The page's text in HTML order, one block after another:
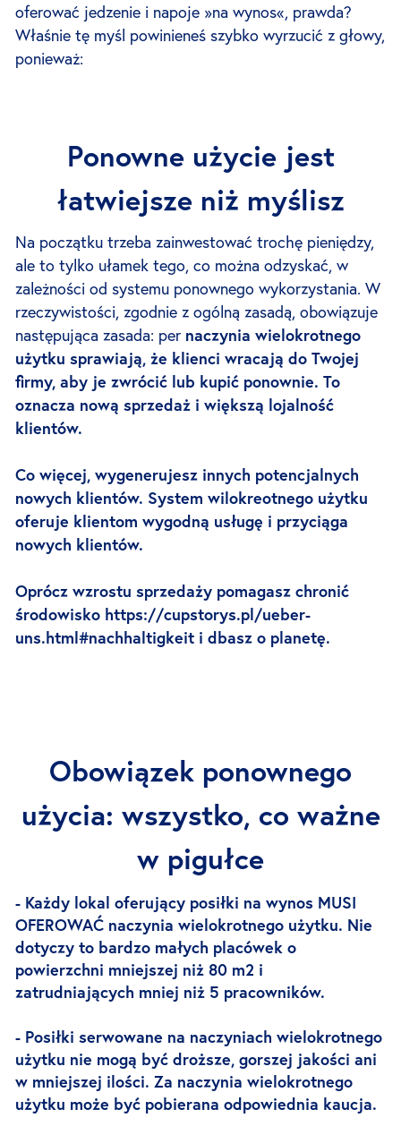
oferować jedzenie i napoje »na wynos«, prawda?
Właśnie tę myśl powinieneś szybko wyrzucić z głowy,
ponieważ:
Ponowne użycie jest
łatwiejsze niż myślisz
Na początku trzeba zainwestować trochę pieniędzy,
ale to tylko ułamek tego, co można odzyskać, w
zależności od systemu ponownego wykorzystania. W
rzeczywistości, zgodnie z ogólną zasadą, obowiązuje
następująca zasada: per naczynia wielokrotnego
użytku sprawiają, że klienci wracają do Twojej
firmy, aby je zwrócić lub kupić ponownie. To
oznacza nową sprzedaż i większą lojalność
klientów.
Co więcej, wygenerujesz innych potencjalnych
nowych klientów. System wilokreotnego użytku
oferuje klientom wygodną usługę i przyciąga
nowych klientów.
Oprócz wzrostu sprzedaży pomagasz chronić
środowisko https://cupstorys.pl/ueber-
uns.html#nachhaltigkeit i dbasz o planetę.
Obowiązek ponownego
użycia: wszystko, co ważne
w pigułce
- Każdy lokal oferujący posiłki na wynos MUSI
OFEROWAĆ naczynia wielokrotnego użytku. Nie
dotyczy to bardzo małych placówek o
powierzchni mniejszej niż 80 m2 i
zatrudniających mniej niż 5 pracowników.
- Posiłki serwowane na naczyniach wielokrotnego
użytku nie mogą być droższe, gorszej jakości ani
w mniejszej ilości. Za naczynia wielokrotnego
użytku może być pobierana odpowiednia kaucja.